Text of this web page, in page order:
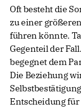
Oft besteht die
zu einer
führen könnte.
Gegenteil der
begegnet dem
Die Beziehung
Entscheidung